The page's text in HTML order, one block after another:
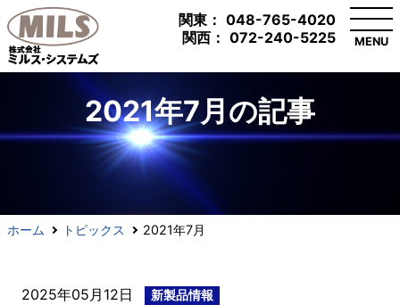
関東： 048-765-4020
関西： 072-240-5225 MENU
2021年7月の記事
ホーム トピックス 2021年7月
2025年05月12日 新製品情報